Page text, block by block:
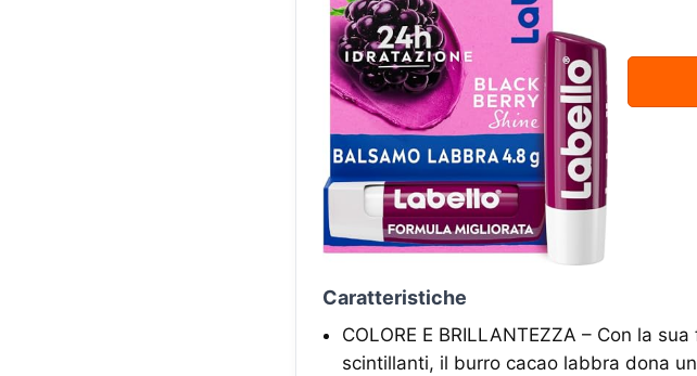
Caratteristiche
COLORE E BRILLANTEZZA – Con la
scintillanti, il burro cacao labbra dona